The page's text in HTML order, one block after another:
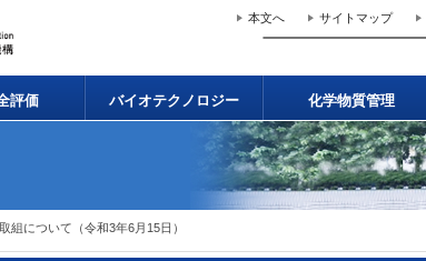
本文へ サイトマップ
評価 バイオテクノロジー 化学物質管理
組について（令和3年6月15日）